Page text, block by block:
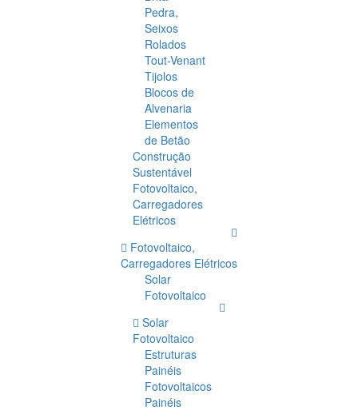
Pedra,
Seixos
Rolados
Tout-Venant
Tijolos
Blocos de
Alvenaria
Elementos
de Betão
Construção
Sustentável
Fotovoltaico,
Carregadores
Elétricos
Fotovoltaico,
Carregadores Elétricos
Solar
Fotovoltaico
Solar
Fotovoltaico
Estruturas
Painéis
Fotovoltaicos
Painéis